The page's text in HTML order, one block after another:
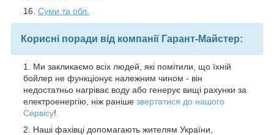
Суми та обл.
Корисні поради від компанії Гарант-Майстер:
Ми закликаємо всіх людей, які помітили, що їхній
бойлер не функціонує належним чином - він
недостатньо нагріває воду або генерує вищі рахунки за
електроенергію, ніж раніше звертатися до нашого
Сервісу!
Наші фахівці допомагають жителям України,